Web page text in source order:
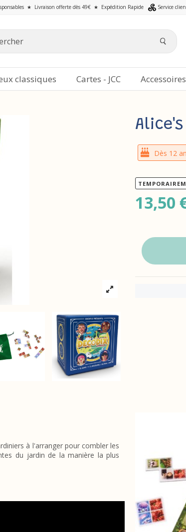
★ Livraison offerte dès 49€ ★ Expédition Rapide Service
classiques Cartes - JCC Accessoires
Dès 12
13,50
à l'arranger pour combler les
du jardin de la manière la plus